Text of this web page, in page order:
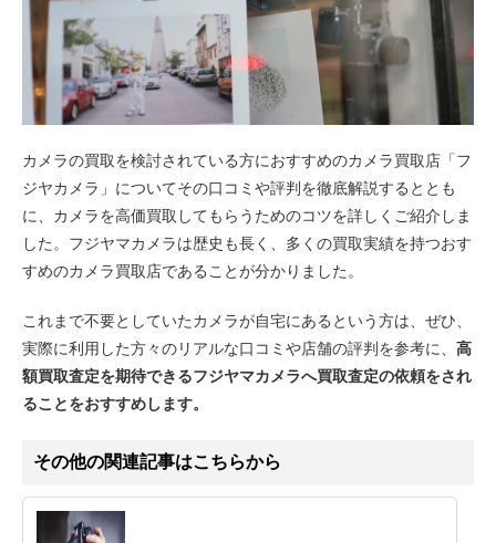
カメラの買取を検討されている方におすすめのカメラ買取店「フ
ジヤカメラ」についてその口コミや評判を徹底解説するととも
に、カメラを高価買取してもらうためのコツを詳しくご紹介しま
した。フジヤマカメラは歴史も長く、多くの買取実績を持つおす
すめのカメラ買取店であることが分かりました。
これまで不要としていたカメラが自宅にあるという方は、ぜひ、
実際に利用した方々のリアルな口コミや店舗の評判を参考に、 高
額買取査定を期待できるフジヤマカメラへ買取査定の依頼をされ
ることをおすすめします。
その他の関連記事はこちらから